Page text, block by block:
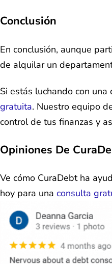
Conclusión
En conclusión, aunque
de alquilar un
Si estás luchando con
gratuita. Nuestro equipo
control de tus finanzas y
Opiniones De
Ve cómo CuraDebt ha
hoy para una consulta